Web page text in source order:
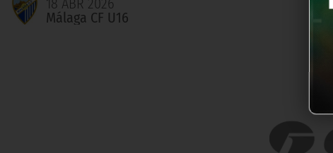
18 ABR 2026
Málaga CF U16